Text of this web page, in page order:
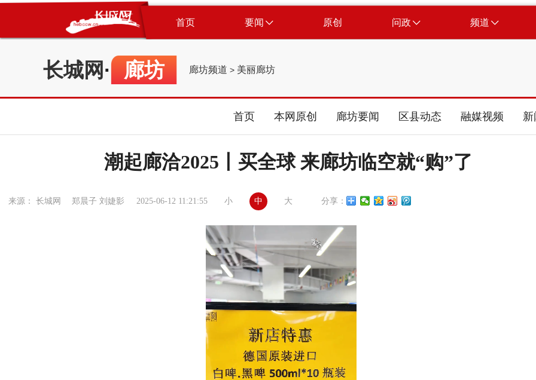
首页 要闻 原创 问政 频道
长城网 · 廊坊 廊坊频道 > 美丽廊坊
首页 本网原创 廊坊要闻 区县动态 融媒视频
潮起廊洽2025丨买全球 来廊坊临空就“购”了
来源： 长城网 郑晨子 刘婕影 2025-06-12 11:21:55 小 中 大 分享：